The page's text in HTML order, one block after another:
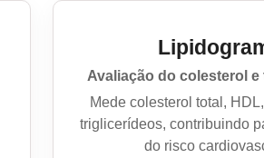
Avaliação do colesterol
Mede colesterol total,
triglicerídeos, contribuindo
do risco